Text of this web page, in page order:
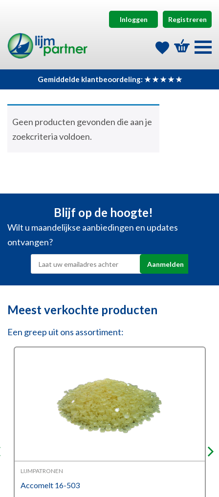
Inloggen Registreren
Gemiddelde klantbeoordeling: ★ ★ ★ ★ ★
Geen producten gevonden die aan je
zoekcriteria voldoen.
Blijf op de hoogte!
Wilt u maandelijkse aanbiedingen en updates
ontvangen?
Meest verkochte producten
Een greep uit ons assortiment:
LIJMPATRONEN
Accomelt 16-503